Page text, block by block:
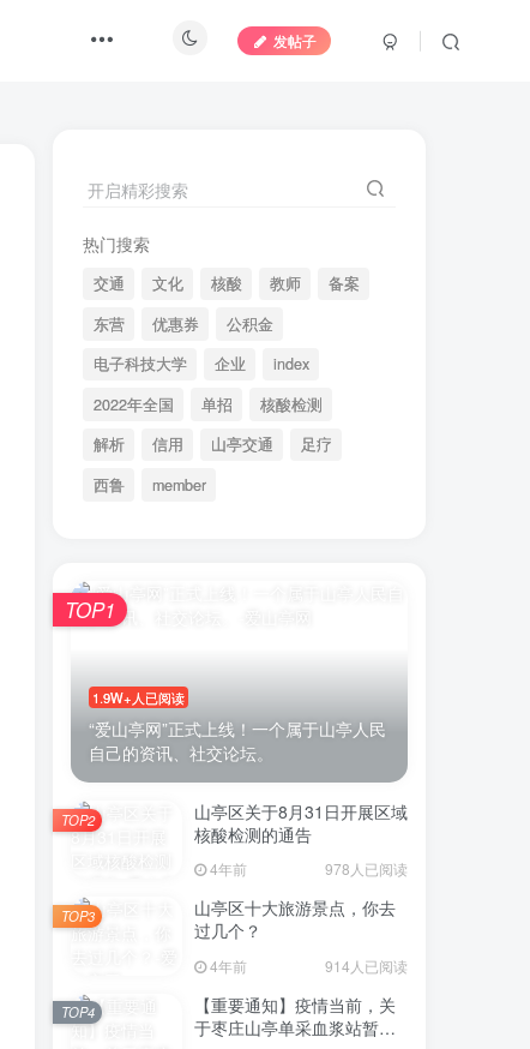
发帖子
开启精彩搜索
热门搜索
交通 文化 核酸 教师
备案
东营
优惠券
公积金
电子科技大学
企业
index
2022年全国
单招
核酸检测
解析
信用 山亭交通
足疗
西鲁
member
1.9W+人已阅读
“爱山亭网”正式上线！一个属于山亭人民
自己的资讯、社交论坛。
TOP1
山亭区关于8月31日开展区域
核酸检测的通告
4年前 978人已阅读
TOP2
山亭区十大旅游景点，你去
过几个？
4年前 914人已阅读
TOP3
【重要通知】疫情当前，关
于枣庄山亭单采血浆站暂停
TOP4